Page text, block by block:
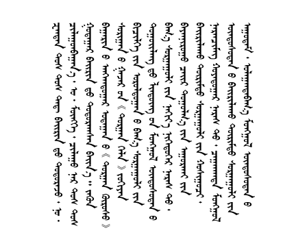
                                                                                     